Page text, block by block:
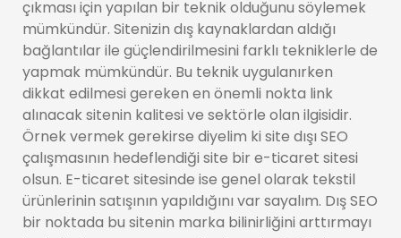
çıkması için yapılan bir teknik olduğunu söylemek
mümkündür. Sitenizin dış kaynaklardan aldığı
bağlantılar ile güçlendirilmesini farklı tekniklerle de
yapmak mümkündür. Bu teknik uygulanırken
dikkat edilmesi gereken en önemli nokta link
alınacak sitenin kalitesi ve sektörle olan ilgisidir.
Örnek vermek gerekirse diyelim ki site dışı SEO
çalışmasının hedeflendiği site bir e-ticaret sitesi
olsun. E-ticaret sitesinde ise genel olarak tekstil
ürünlerinin satışının yapıldığını var sayalım. Dış SEO
bir noktada bu sitenin marka bilinirliğini arttırmayı